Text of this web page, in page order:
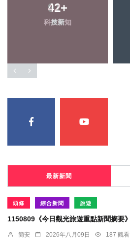
42+
科技新知
最新新聞
頭條 綜合新聞 旅遊
1150809《今日觀光旅遊重點新聞摘要》
簡安 2026年八月09日 187 觀看